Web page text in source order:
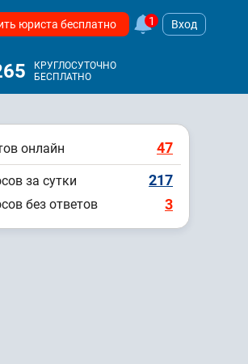
юриста бесплатно 1 Вход
КРУГЛОСУТОЧНО
БЕСПЛАТНО
онлайн 47
за сутки 217
без ответов 3